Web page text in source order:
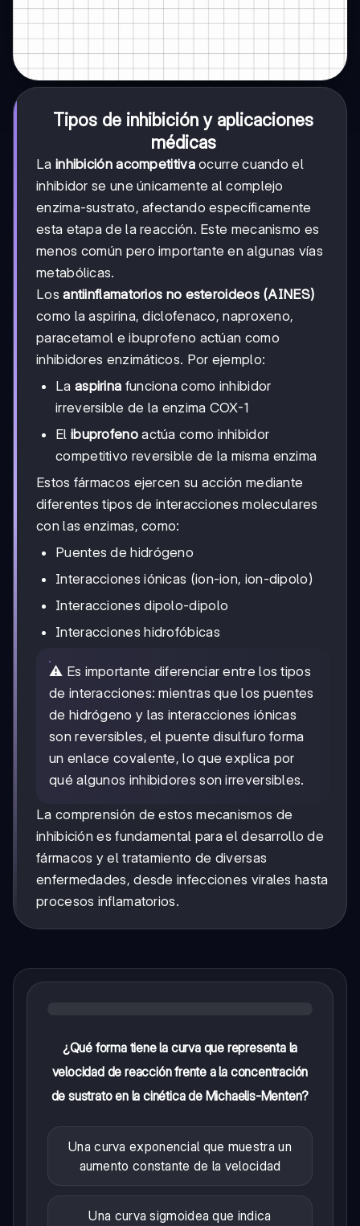
Tipos de inhibición y aplicaciones
médicas
La inhibición acompetitivaocurre cuando el
inhibidor se une únicamente al complejo
enzima-sustrato, afectando específicamente
esta etapa de la reacción. Este mecanismo es
menos común pero importante en algunas vías
metabólicas.
Losantiinflamatorios no esteroideos (AINES)
como la aspirina, diclofenaco, naproxeno,
paracetamol e ibuprofeno actúan como
inhibidores enzimáticos. Por ejemplo:
La aspirina funciona como inhibidor
irreversible de la enzima COX-1
El ibuprofenoactúa como inhibidor
competitivo reversible de la misma enzima
Estos fármacos ejercen su acción mediante
diferentes tipos de interacciones moleculares
con las enzimas, como:
Puentes de hidrógeno
Interacciones iónicas (ion-ion, ion-dipolo)
Interacciones dipolo-dipolo
Interacciones hidrofóbicas
⚠️ Es importante diferenciar entre los tipos
de interacciones: mientras que los puentes
de hidrógeno y las interacciones iónicas
son reversibles, el puente disulfuro forma
un enlace covalente, lo que explica por
qué algunos inhibidores son irreversibles.
La comprensión de estos mecanismos de
inhibición es fundamental para el desarrollo de
fármacos y el tratamiento de diversas
enfermedades, desde infecciones virales hasta
procesos inflamatorios.
¿Qué forma tiene la curva que representa la
velocidad de reacción frente a la concentración
de sustrato en la cinética de Michaelis-Menten?
Una curva exponencial que muestra un
aumento constante de la velocidad
Una curva sigmoidea que indica